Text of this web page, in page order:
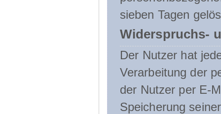
sieben Tagen
Widerspruchs-
Der Nutzer hat
Verarbeitung der
der Nutzer per E-
Speicherung